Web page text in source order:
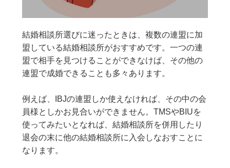
結婚相談所選びに迷ったときは、複数の連盟に加
盟している結婚相談所がおすすめです。一つの連
盟で相手を見つけることができなけば、その他の
連盟で成婚できることも多々あります。
例えば、IBJの連盟しか使えなければ、その中の会
員様としかお見合いができません。TMSやBIUを
使ってみたいとなれば、結婚相談所を併用したり
退会の末に他の結婚相談所に入会しなおすことに
なります。